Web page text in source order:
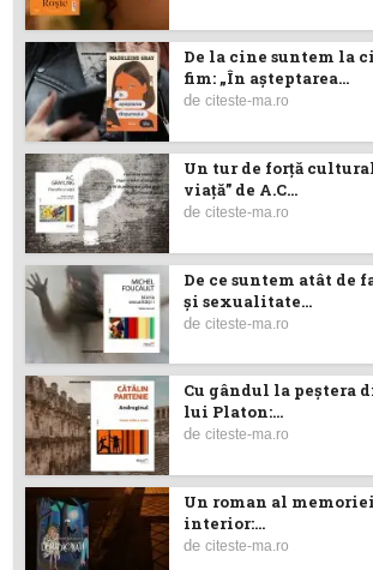
De la cine suntem la
fim: „În așteptarea...
deciteste-ma.ro
Un tur de forță
viață” de A.C...
deciteste-ma.ro
De ce suntem atât de
și sexualitate...
deciteste-ma.ro
Cu gândul la peştera
lui Platon:...
deciteste-ma.ro
Un roman al
interior:...
deciteste-ma.ro